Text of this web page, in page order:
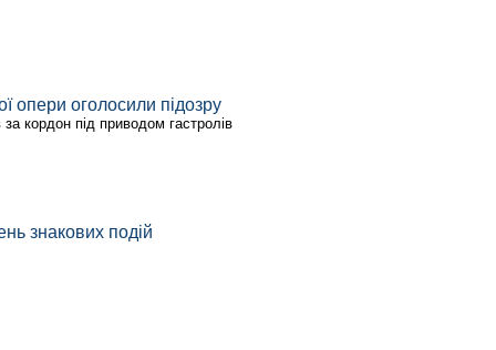
опери оголосили підозру
за кордон під приводом гастролів
знакових подій